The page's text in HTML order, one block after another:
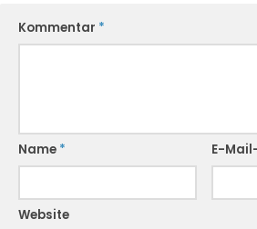
Kommentar *
Name * E-
Website